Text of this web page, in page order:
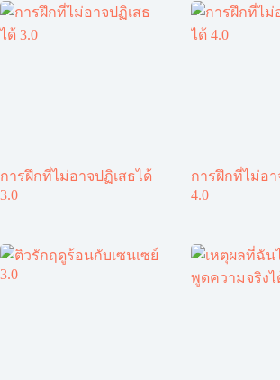
การฝึกที่ไม่อาจปฏิเสธได้
3.0
การฝึกที่ไม่อา
4.0